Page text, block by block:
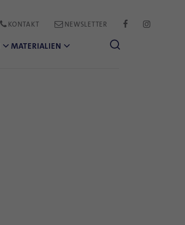
KONTAKT NEWSLETTER FACEBOOK
MATERIALIEN